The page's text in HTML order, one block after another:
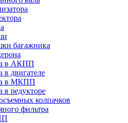
багажника
в АКПП
в двигателе
в МКПП
в редукторе
колпачков
фильтра